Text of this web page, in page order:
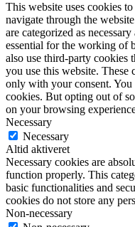
This website uses cookies
navigate through the
are categorized as
essential for the working of
also use third-party cookies
you use this website.
only with your consent. You
cookies. But opting out of
on your browsing
Necessary
Necessary
Altid aktiveret
Necessary cookies are
function properly. This
basic functionalities and
cookies do not store any
Non-necessary